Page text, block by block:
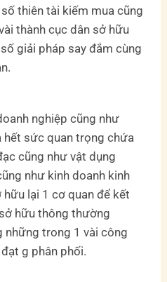
thiên tài kiếm mua cũng
thành cục dân sở hữu
giải pháp say đắm cùng
nghiệp cũng như
hết sức quan trọng chứa
cũng như vật dụng
như kinh doanh kinh
hữu lại 1 cơ quan để kết
hữu thông thường
những trong 1 vài công
g phân phối.